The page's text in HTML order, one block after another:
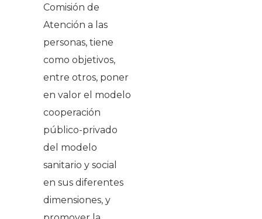
Comisión de
Atención a las
personas, tiene
como objetivos,
entre otros, poner
en valor el modelo
cooperación
público-privado
del modelo
sanitario y social
en sus diferentes
dimensiones, y